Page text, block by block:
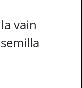
vain